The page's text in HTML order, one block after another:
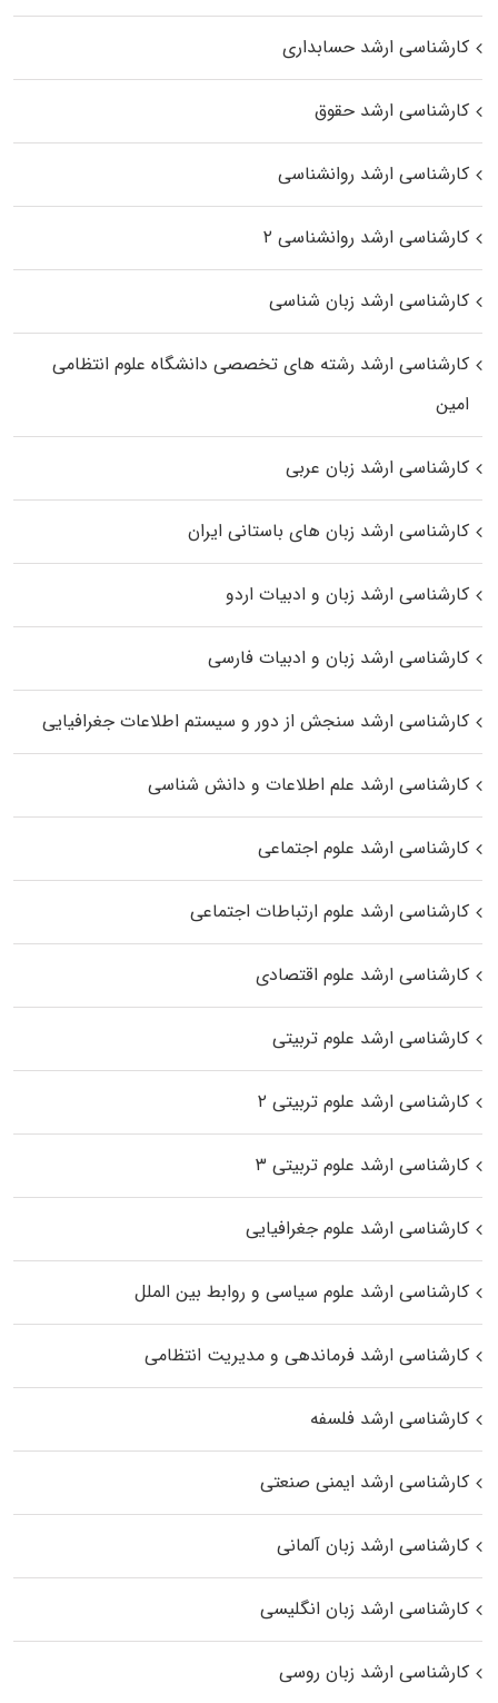
کارشناسی ارشد حسابداری
کارشناسی ارشد حقوق
کارشناسی ارشد روانشناسی
کارشناسی ارشد روانشناسی ۲
کارشناسی ارشد زبان شناسی
کارشناسی ارشد رﺷﺘﻪ ﻫﺎی تخصصی داﻧﺸﮕﺎه ﻋﻠﻮم انتظامی
اﻣﻴﻦ
کارشناسی ارشد زبان عربی
کارشناسی ارشد زبان‌ های باستانی ایران
کارشناسی ارشد زبان و ادبیات اردو
کارشناسی ارشد زبان و ادبیات فارسی
کارشناسی ارشد سنجش از دور و سیستم اطلاعات جغرافیایی
کارشناسی ارشد علم اطلاعات و دانش شناسی
کارشناسی ارشد علوم اجتماعی
کارشناسی ارشد علوم ارتباطات اجتماعی
کارشناسی ارشد علوم اقتصادی
کارشناسی ارشد علوم تربیتی
کارشناسی ارشد علوم تربیتی ۲
کارشناسی ارشد علوم تربیتی ۳
کارشناسی ارشد علوم جغرافیایی
کارشناسی ارشد علوم سیاسی و روابط بین الملل
کارشناسی ارشد فرماندهی و مدیریت انتظامی
کارشناسی ارشد فلسفه
کارشناسی ارشد ایمنی صنعتی
کارشناسی ارشد زبان آلمانی
کارشناسی ارشد زبان انگلیسی
کارشناسی ارشد زبان روسی